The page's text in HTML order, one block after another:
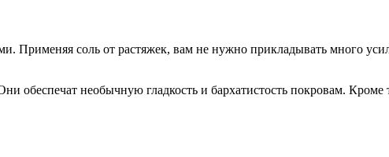
Применяя соль от растяжек, вам не нужно прикладывать много
обеспечат необычную гладкость и бархатистость покровам.